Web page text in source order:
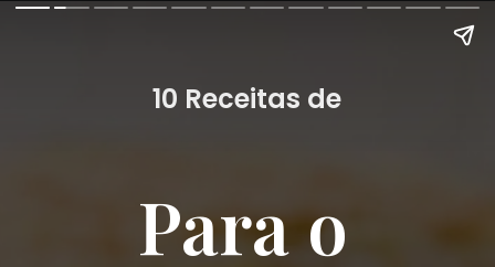
Para o
10 Receitas de